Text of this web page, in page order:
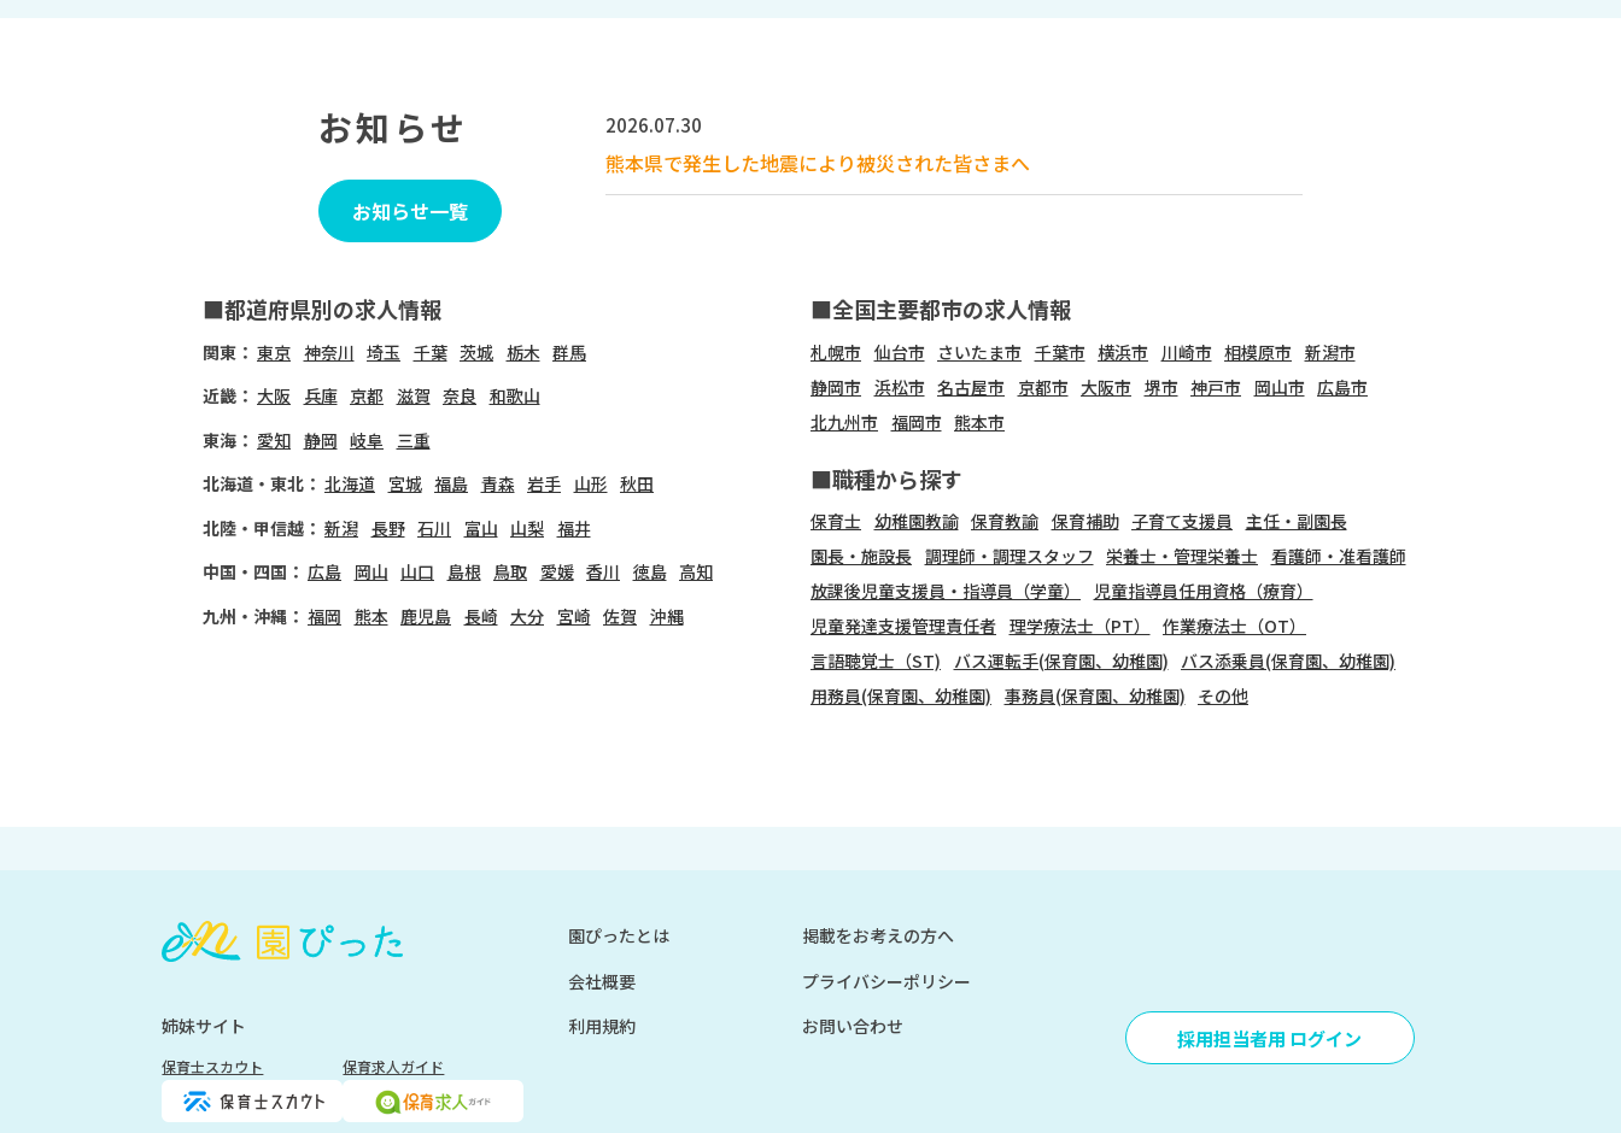
お知らせ
お知らせ一覧
2026.07.30
熊本県で発生した地震により被災された皆さまへ
■都道府県別の求人情報
関東： 東京 神奈川 埼玉 千葉 茨城 栃木 群馬
近畿： 大阪 兵庫 京都 滋賀 奈良 和歌山
東海： 愛知 静岡 岐阜
三重
北海道・東北： 北海道 宮城 福島 青森 岩手 山形 秋田
北陸・甲信越： 新潟 長野 石川 富山 山梨 福井
中国・四国： 広島 岡山 山口 島根 鳥取 愛媛 香川 徳島 高知
九州・沖縄： 福岡 熊本 鹿児島 長崎 大分 宮崎 佐賀 沖縄
■全国主要都市の求人情報
札幌市 仙台市 さいたま市 千葉市 横浜市 川崎市 相模原市 新潟市
静岡市 浜松市 名古屋市 京都市 大阪市 堺市 神戸市 岡山市 広島市
北九州市 福岡市 熊本市
■職種から探す
保育士 幼稚園教諭 保育教諭 保育補助 子育て支援員
主任・副園長
園長・施設長 調理師・調理スタッフ 栄養士・管理栄養士 看護師・准看護師
放課後児童支援員・指導員（学童）
児童指導員任用資格（療育）
児童発達支援管理責任者 理学療法士（PT）
作業療法士（OT）
言語聴覚士（ST)
バス運転手(保育園、幼稚園) バス添乗員(保育園、幼稚園)
用務員(保育園、幼稚園) 事務員(保育園、幼稚園) その他
姉妹サイト
保育士スカウト 保育求人ガイド
園ぴったとは
掲載をお考えの方へ
会社概要
プライバシーポリシー
利用規約
お問い合わせ 採用担当者用 ログイン